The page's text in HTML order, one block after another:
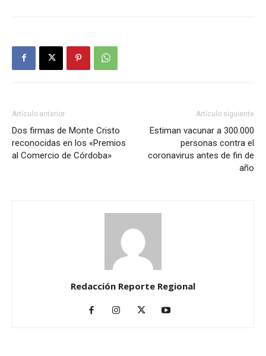
Artículo anterior
Dos firmas de Monte Cristo
reconocidas en los «Premios
al Comercio de Córdoba»
Artículo siguiente
Estiman vacunar a 300.000
personas contra el
coronavirus antes de fin de
año
Redacción Reporte Regional